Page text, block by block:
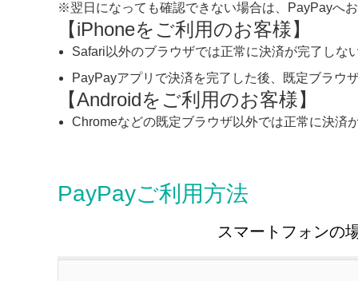
※翌日になっても確認できない場合は、PayPayへ
【iPhoneをご利用のお客様】
Safari以外のブラウザでは正常に決済が完了しな
PayPayアプリで決済を完了した後、既定ブラウ
【Androidをご利用のお客様】
Chromeなどの既定ブラウザ以外では正常に決済
PayPayご利用方法
スマートフォンの